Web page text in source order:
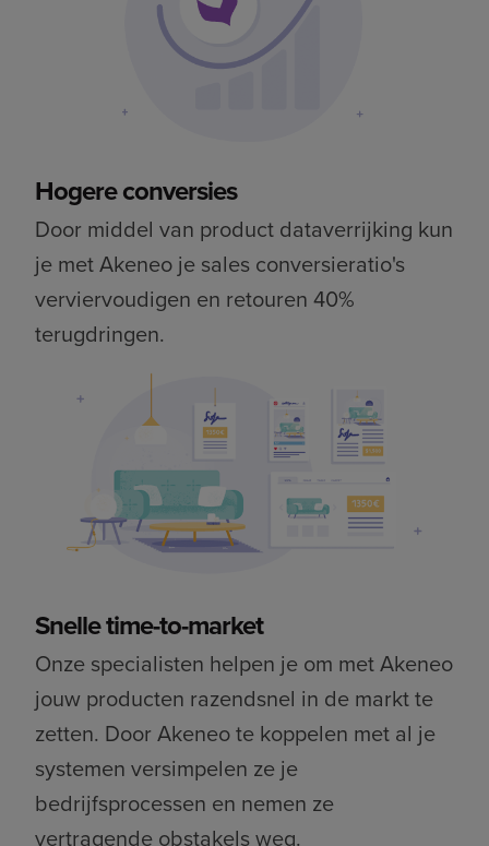
Hogere conversies
Door middel van product dataverrijking kun
je met Akeneo je sales conversieratio's
verviervoudigen en retouren 40%
terugdringen.
Snelle time-to-market
Onze specialisten helpen je om met Akeneo
jouw producten razendsnel in de markt te
zetten. Door Akeneo te koppelen met al je
systemen versimpelen ze je
bedrijfsprocessen en nemen ze
vertragende obstakels weg.